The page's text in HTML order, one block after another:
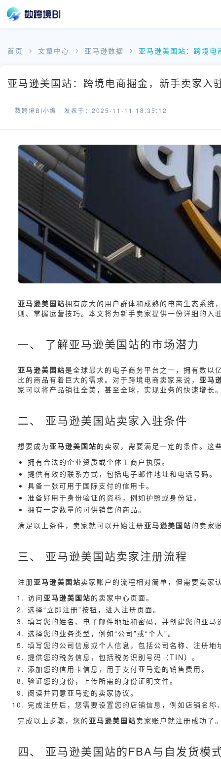
首页 文章中心 亚马逊数据 亚马逊美国站：跨境
亚马逊美国站：跨境电商掘金，新手卖家入
数跨境BI小编 | 发表于：2025-11-11 18:35:12
亚马逊美国站拥有庞大的用户群体和成熟的电商生态系统
则、掌握运营技巧。本文将为新手卖家提供一份详细的入
一、 了解亚马逊美国站的市场潜力
亚马逊美国站是全球最大的电子商务平台之一，拥有数以
比的商品有着巨大的需求。对于跨境电商卖家来说， 亚马
家可以将产品销往全美，甚至全球，实现业务的快速增长
二、 亚马逊美国站卖家入驻条件
想要成为亚马逊美国站的卖家，需要满足一定的条件。这
拥有合法的企业资质或个体工商户执照。
提供有效的联系方式，包括电子邮件地址和电话号码。
具备一张可用于国际支付的信用卡。
准备好用于身份验证的资料，例如护照或身份证。
拥有一定数量的可供销售的商品。
满足以上条件，卖家就可以开始注册亚马逊美国站的卖家
三、 亚马逊美国站卖家注册流程
注册亚马逊美国站卖家账户的流程相对简单，但需要卖家
访问亚马逊美国站的卖家中心页面。
选择“立即注册”按钮，进入注册页面。
填写您的姓名、电子邮件地址和密码，并创建您的亚马
选择您的业务类型，例如“公司”或“个人”。
填写您的公司信息或个人信息，包括公司名称、注册地
提供您的税务信息，包括税务识别号码（TIN）。
添加您的信用卡信息，用于支付亚马逊的销售费用。
验证您的身份，上传所需的身份证明文件。
阅读并同意亚马逊的卖家协议。
完成注册后，您需要设置您的店铺信息，例如店铺名称
完成以上步骤，您的亚马逊美国站卖家账户就注册成功了
四、 亚马逊美国站的FBA与自发货模